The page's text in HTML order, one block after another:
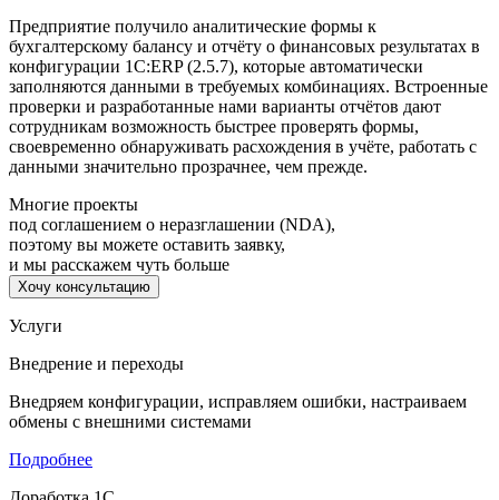
Предприятие получило аналитические формы к
бухгалтерскому балансу и отчёту о финансовых результатах в
конфигурации 1С:ERP (2.5.7), которые автоматически
заполняются данными в требуемых комбинациях. Встроенные
проверки и разработанные нами варианты отчётов дают
сотрудникам возможность быстрее проверять формы,
своевременно обнаруживать расхождения в учёте, работать с
данными значительно прозрачнее, чем прежде.
Многие проекты
под соглашением о неразглашении (NDA),
поэтому вы можете оставить заявку,
и мы расскажем чуть больше
Хочу консультацию
Услуги
Внедрение и переходы
Внедряем конфигурации, исправляем ошибки, настраиваем
обмены с внешними системами
Подробнее